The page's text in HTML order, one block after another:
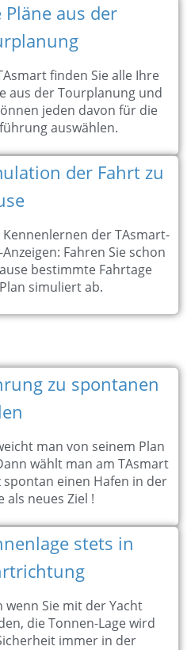
Pläne aus der
finden Sie alle Ihre
aus der Tourplanung und
jeden davon für die
auswählen.
der Fahrt zu
Kennenlernen der TAsmart-
Anzeigen: Fahren Sie schon
bestimmte Fahrtage
simuliert ab.
zu spontanen
man von seinem Plan
wählt man am TAsmart
spontan einen Hafen in der
als neues Ziel !
stets in
wenn Sie mit der Yacht
die Tonnen-Lage wird
immer in der